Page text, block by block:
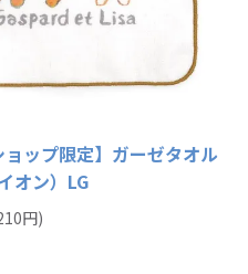
ョップ限定】ガーゼタオル
オン）LG
円)